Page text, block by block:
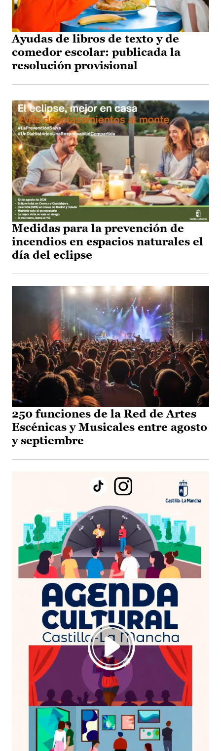
Ayudas de libros de texto y de
comedor escolar: publicada la
resolución provisional
Medidas para la prevención de
incendios en espacios naturales el
día del eclipse
250 funciones de la Red de Artes
Escénicas y Musicales entre agosto
y septiembre